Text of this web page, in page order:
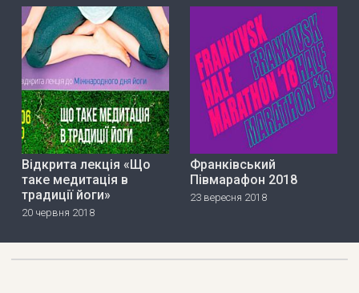
Відкрита лекція «Що
таке медитація в
традиції йоги»
20 червня 2018
Франківський
Півмарафон 2018
23 вересня 2018